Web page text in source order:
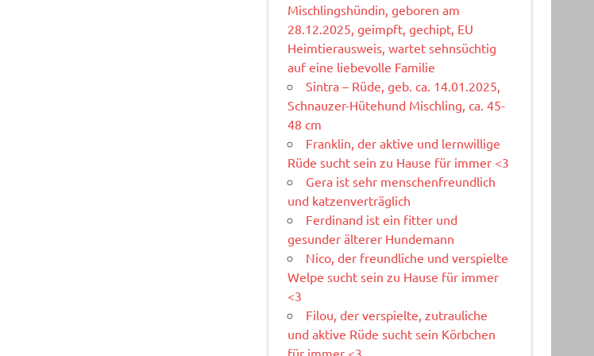
Mischlingshündin, geboren am
28.12.2025, geimpft, gechipt, EU
Heimtierausweis, wartet sehnsüchtig
auf eine liebevolle Familie
Sintra – Rüde, geb. ca. 14.01.2025,
Schnauzer-Hütehund Mischling, ca. 45-
48 cm
Franklin, der aktive und lernwillige
Rüde sucht sein zu Hause für immer <3
Gera ist sehr menschenfreundlich
und katzenverträglich
Ferdinand ist ein fitter und
gesunder älterer Hundemann
Nico, der freundliche und verspielte
Welpe sucht sein zu Hause für immer
<3
Filou, der verspielte, zutrauliche
und aktive Rüde sucht sein Körbchen